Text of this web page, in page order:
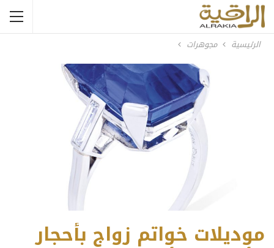
الرئيسية مجوهرات
موديلات خواتم زواج بأحجار